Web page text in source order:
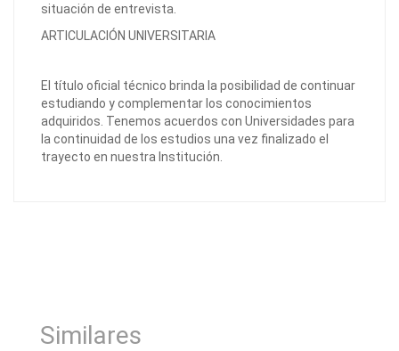
situación de entrevista.
ARTICULACIÓN UNIVERSITARIA
El título oficial técnico brinda la posibilidad de continuar
estudiando y complementar los conocimientos
adquiridos. Tenemos acuerdos con Universidades para
la continuidad de los estudios una vez finalizado el
trayecto en nuestra Institución.
Similares